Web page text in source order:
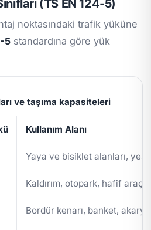
(TS EN 124-5)
noktasındaki trafik yüküne
5 standardına göre yük
ve taşıma kapasiteleri
Kullanım Alanı
Yaya ve bisiklet alanları,
Kaldırım, otopark, hafif araç
Bordür kenarı, banket,